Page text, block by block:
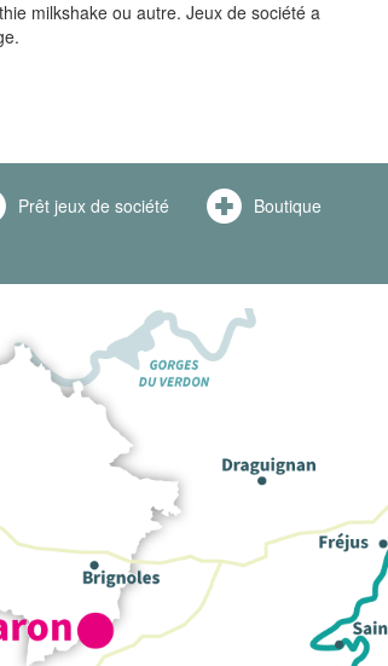
milkshake ou autre. Jeux de société a
Prêt jeux de société Boutique